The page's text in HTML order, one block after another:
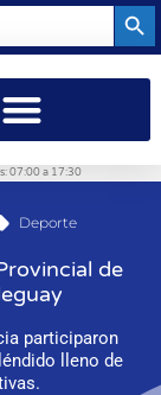
07:00 a 17:30
Deporte
de
participaron
lleno de